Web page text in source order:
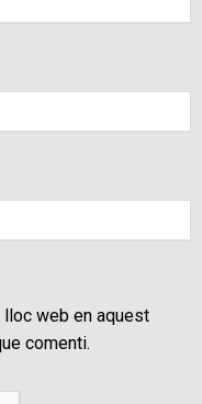
lloc web en aquest
comenti.